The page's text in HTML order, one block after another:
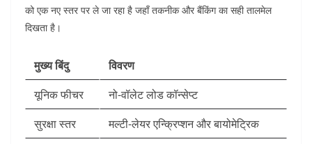
को एक नए स्तर पर ले जा रहा है जहाँ तकनीक और बैंकिंग का सही तालमेल
दिखता है।
मुख्य बिंदु
विवरण
यूनिक फीचर
नो-वॉलेट लोड कॉन्सेप्ट
सुरक्षा स्तर
मल्टी-लेयर एन्क्रिप्शन और बायोमेट्रिक